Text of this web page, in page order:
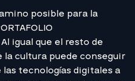
posible para la
Al igual que el resto de
cultura puede conseguir
tecnologías digitales a